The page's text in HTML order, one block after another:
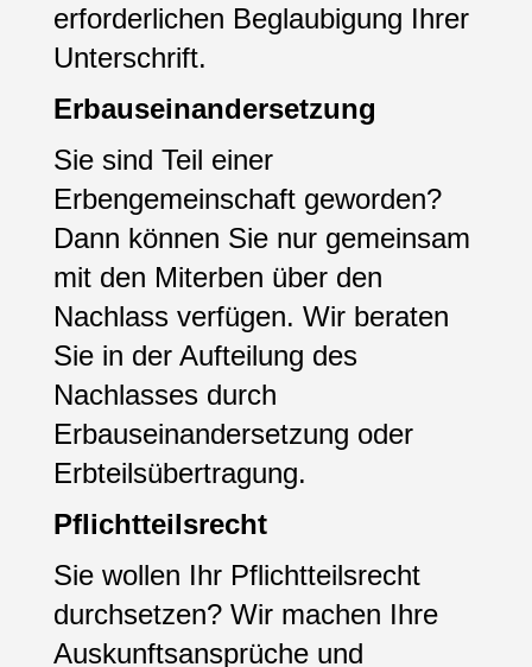
erforderlichen Beglaubigung Ihrer
Unterschrift.
Erbauseinandersetzung
Sie sind Teil einer
Erbengemeinschaft geworden?
Dann können Sie nur gemeinsam
mit den Miterben über den
Nachlass verfügen. Wir beraten
Sie in der Aufteilung des
Nachlasses durch
Erbauseinandersetzung oder
Erbteilsübertragung.
Pflichtteilsrecht
Sie wollen Ihr Pflichtteilsrecht
durchsetzen? Wir machen Ihre
Auskunftsansprüche und